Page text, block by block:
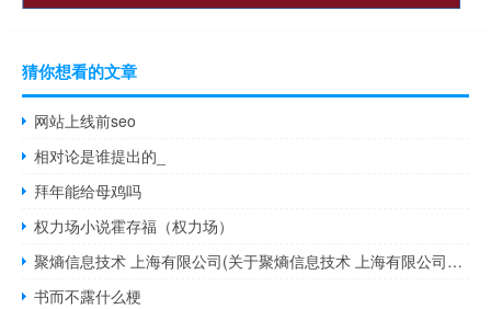
猜你想看的文章
网站上线前seo
相对论是谁提出的_
拜年能给母鸡吗
权力场小说霍存福（权力场）
聚熵信息技术 上海有限公司(关于聚熵信息技术 上海有限公司简述)
书而不露什么梗